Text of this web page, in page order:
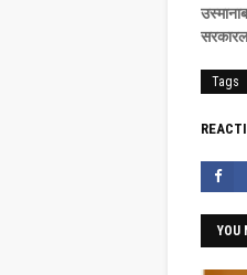
Tags
YOU